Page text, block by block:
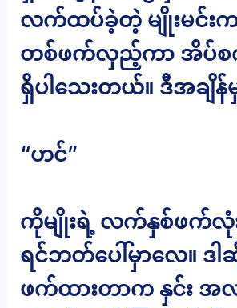
လက်ထပ်ခဲ့တဲ့ မျိုးမင်း
တစ်ဖက်လှည့်ကာ အိပ်စ
ရှိပါသေးတယ်။ ဒီအချိန်
“ဟင်”
ကိုမျိုးရဲ့ လက်နှစ်ဖက်
ရင်ဘတ်ပေါ်မှာလေ။ ဒါ
ဖက်ထားတာက နှင်း အ